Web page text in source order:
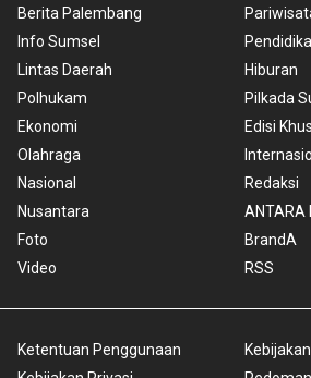
Berita Palembang
Info Sumsel
Lintas Daerah
Polhukam
Ekonomi
Olahraga
Nasional
Nusantara
Foto
Video
Hiburan
Pilkada
Edisi
Redaksi
ANTARA
BrandA
RSS
Ketentuan Penggunaan